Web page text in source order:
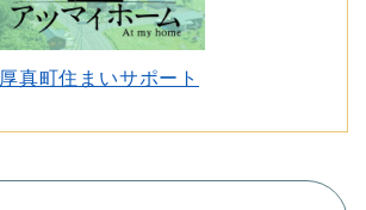
厚真町住まいサポート